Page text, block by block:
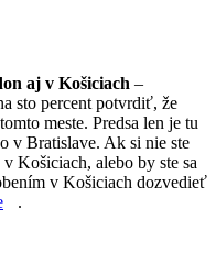
aj v Košiciach –
sto percent potvrdiť, že
meste. Predsa len je tu
v Bratislave. Ak si nie ste
Košiciach, alebo by ste sa
v Košiciach dozvedieť
.